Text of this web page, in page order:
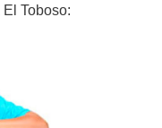
Toboso: